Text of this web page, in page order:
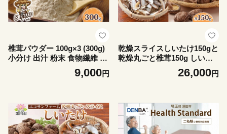
椎茸パウダー 100g×3 (300g)
小分け 出汁 粉末 食物繊維 カ
リウム ビタミンD 国産 お取
り寄せ グルメ こだわり 簡単
送料無料 埼玉県蓮田市
9,000円
乾燥スライスしいたけ150gと
乾燥丸ごと椎茸150g しいた
け 乾物 食物繊維 国産 お取り
寄せ グルメ こだわり 簡単調
埼玉県 蓮田市
26,000円